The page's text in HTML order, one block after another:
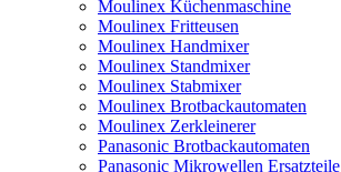
Moulinex Küchenmaschine
Moulinex Fritteusen
Moulinex Handmixer
Moulinex Standmixer
Moulinex Stabmixer
Moulinex Brotbackautomaten
Moulinex Zerkleinerer
Panasonic Brotbackautomaten
Panasonic Mikrowellen Ersatzteile